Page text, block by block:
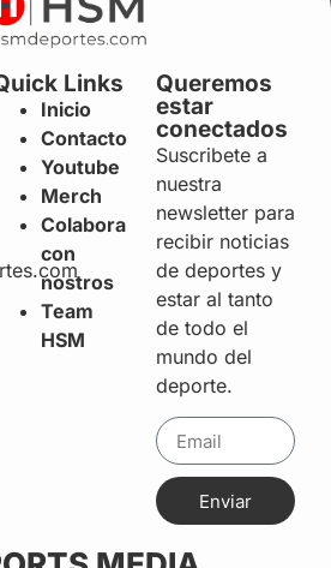
Links
Inicio
Contacto
Youtube
Merch
Colabora
con
nostros
Team
HSM
Queremos
estar
conectados
Suscribete a
nuestra
newsletter para
recibir noticias
de deportes y
estar al tanto
de todo el
mundo del
deporte.
Enviar